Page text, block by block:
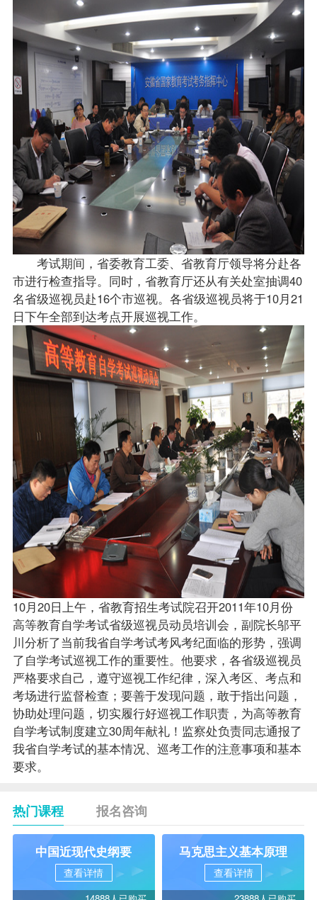
考试期间，省委教育工委、省教育厅领导将分赴各
市进行检查指导。同时，省教育厅还从有关处室抽调40
名省级巡视员赴16个市巡视。各省级巡视员将于10月21
日下午全部到达考点开展巡视工作。
10月20日上午，省教育招生考试院召开2011年10月份
高等教育自学考试省级巡视员动员培训会，副院长邬平
川分析了当前我省自学考试考风考纪面临的形势，强调
了自学考试巡视工作的重要性。他要求，各省级巡视员
严格要求自己，遵守巡视工作纪律，深入考区、考点和
考场进行监督检查；要善于发现问题，敢于指出问题，
协助处理问题，切实履行好巡视工作职责，为高等教育
自学考试制度建立30周年献礼！监察处负责同志通报了
我省自学考试的基本情况、巡考工作的注意事项和基本
要求。
热门课程 报名咨询
中国近现代史纲要
查看详情
马克思主义基本原理
查看详情